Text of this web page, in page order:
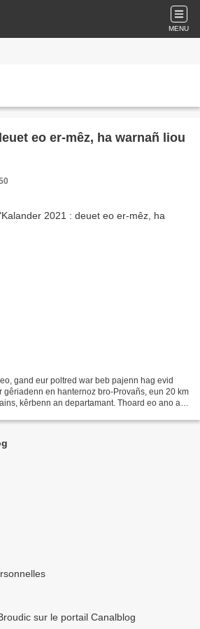
MENU
eo er-mêz, ha warnañ liou
gand eur poltred war beb pajenn hag evid
gêriadenn en hanternoz bro-Provañs, eun 20 km
kêrbenn an departamant. Thoard eo ano ar
sur le portail Canalblog